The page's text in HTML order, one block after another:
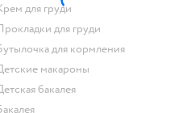
крем для груди
прокладки для груди
бутылочка для кормления
детские макароны
детская бакалея
бакалея